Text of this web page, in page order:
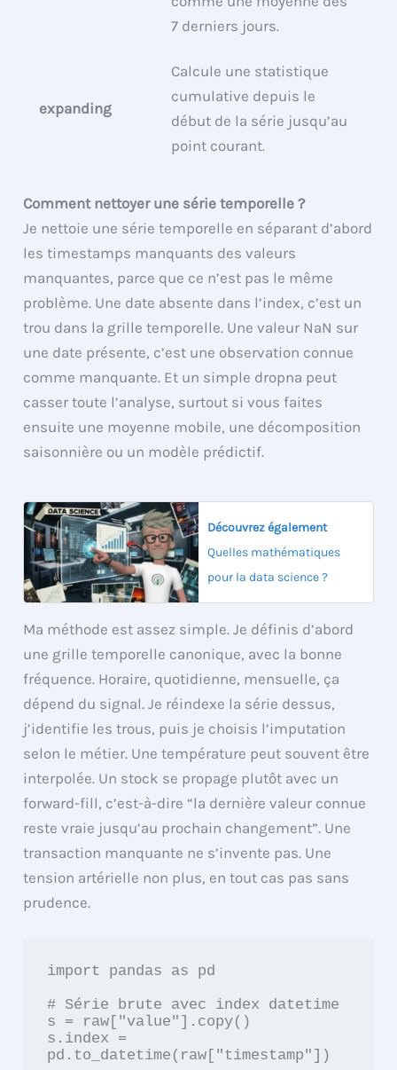
7 derniers jours.
expanding
Calcule une statistique
cumulative depuis le
début de la série jusqu’au
point courant.
Comment nettoyer une série temporelle ?
Je nettoie une série temporelle en séparant d’abord
les timestamps manquants des valeurs
manquantes, parce que ce n’est pas le même
problème. Une date absente dans l’index, c’est un
trou dans la grille temporelle. Une valeur NaN sur
une date présente, c’est une observation connue
comme manquante. Et un simple dropna peut
casser toute l’analyse, surtout si vous faites
ensuite une moyenne mobile, une décomposition
saisonnière ou un modèle prédictif.
Découvrez également
Quelles mathématiques
pour la data science ?
Ma méthode est assez simple. Je définis d’abord
une grille temporelle canonique, avec la bonne
fréquence. Horaire, quotidienne, mensuelle, ça
dépend du signal. Je réindexe la série dessus,
j’identifie les trous, puis je choisis l’imputation
selon le métier. Une température peut souvent être
interpolée. Un stock se propage plutôt avec un
forward-fill, c’est-à-dire “la dernière valeur connue
reste vraie jusqu’au prochain changement”. Une
transaction manquante ne s’invente pas. Une
tension artérielle non plus, en tout cas pas sans
prudence.
import pandas as pd
# Série brute avec index datetime
s = raw["value"].copy()
s.index =
pd.to_datetime(raw["timestamp"])